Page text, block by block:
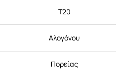
T20
Αλογόνου
Πορείας